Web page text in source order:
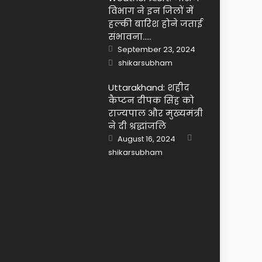
विभाग ने इन जिलों में
हल्की बारिश होने जताई
संभावना…..
Posted
on
September 23, 2024
Author
shikarsubham
Uttarakhand: शहीद
कैप्टन दीपक सिंह को
राज्यपाल और मुख्यमंत्री
ने दी श्रद्धांजलि
Posted
on
August 16, 2024
shikarsubham